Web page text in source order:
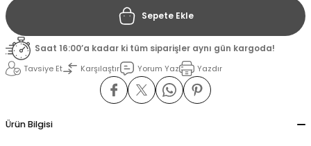
Sepete Ekle
Saat 16:00’a kadar ki tüm siparişler aynı gün kargoda!
Tavsiye Et
Karşılaştır Yorum Yaz Yazdır
Ürün Bilgisi